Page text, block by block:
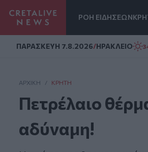
ΡΟΗ ΕΙΔΗΣΕΩΝ
ΠΑΡΑΣΚΕΥΗ 7.8.2026/ΗΡΑΚΛΕΙΟ
ΑΡΧΙΚΗ / ΚΡΉΤΗ
Πετρέλαιο
αδύναμη!